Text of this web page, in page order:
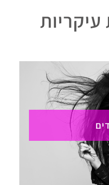
עיקריות